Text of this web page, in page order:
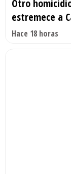
Otro
estremece a
Hace 18 horas